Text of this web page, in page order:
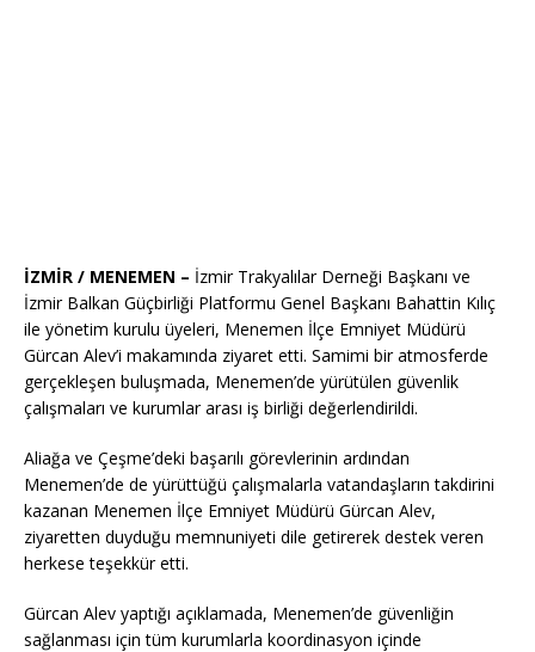
İZMİR / MENEMEN – İzmir Trakyalılar Derneği Başkanı ve
İzmir Balkan Güçbirliği Platformu Genel Başkanı Bahattin Kılıç
ile yönetim kurulu üyeleri, Menemen İlçe Emniyet Müdürü
Gürcan Alev’i makamında ziyaret etti. Samimi bir atmosferde
gerçekleşen buluşmada, Menemen’de yürütülen güvenlik
çalışmaları ve kurumlar arası iş birliği değerlendirildi.
Aliağa ve Çeşme’deki başarılı görevlerinin ardından
Menemen’de de yürüttüğü çalışmalarla vatandaşların takdirini
kazanan Menemen İlçe Emniyet Müdürü Gürcan Alev,
ziyaretten duyduğu memnuniyeti dile getirerek destek veren
herkese teşekkür etti.
Gürcan Alev yaptığı açıklamada, Menemen’de güvenliğin
sağlanması için tüm kurumlarla koordinasyon içinde